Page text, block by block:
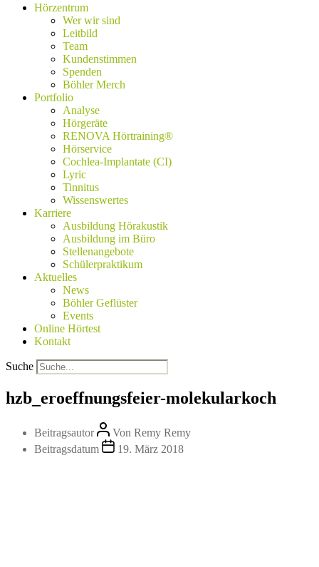
Hörzentrum
Wer wir sind
Leitbild
Team
Kundenstimmen
Spenden
Böhler Merch
Portfolio
Analyse
Hörgeräte
RENOVA Hörtraining®
Hörservice
Cochlea-Implantate (CI)
Lyric
Tinnitus
Wissenswertes
Karriere
Ausbildung Hörakustik
Ausbildung im Büro
Stellenangebote
Schülerpraktikum
Aktuelles
News
Böhler Geflüster
Events
Online Hörtest
Kontakt
Suche
hzb_eroeffnungsfeier-molekularkoch
Beitragsautor Von Remy Remy
Beitragsdatum
19. März 2018